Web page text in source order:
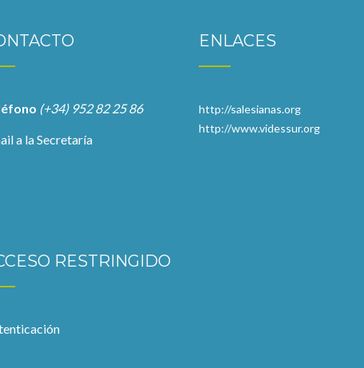
(+34) 952 82 25 86
a la Secretaría
ENLACES
http://salesianas.org
http://www.videssur.org
RESTRINGIDO